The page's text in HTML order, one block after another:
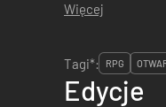
Więcej
Tagi*:
RPG
Edycje